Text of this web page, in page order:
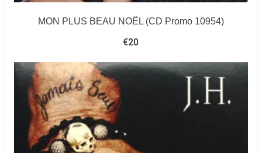
MON PLUS BEAU NOËL (CD Promo 10954)
€20